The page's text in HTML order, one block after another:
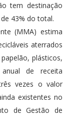
tem destinação
43% do total.
(MMA) estima
aterrados
plásticos,
de receita
vezes o valor
existentes no
de Gestão de